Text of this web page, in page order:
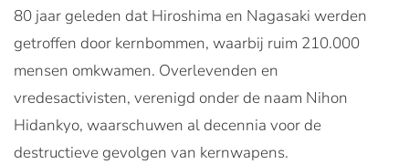
80 jaar geleden dat Hiroshima en Nagasaki werden
getroffen door kernbommen, waarbij ruim 210.000
mensen omkwamen. Overlevenden en
vredesactivisten, verenigd onder de naam Nihon
Hidankyo, waarschuwen al decennia voor de
destructieve gevolgen van kernwapens.